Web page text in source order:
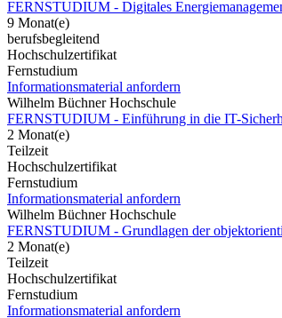
FERNSTUDIUM - Digitales
9 Monat(e)
berufsbegleitend
Hochschulzertifikat
Fernstudium
Informationsmaterial anfordern
Wilhelm Büchner Hochschule
FERNSTUDIUM - Einführung in die IT-
2 Monat(e)
Teilzeit
Hochschulzertifikat
Fernstudium
Informationsmaterial anfordern
Wilhelm Büchner Hochschule
FERNSTUDIUM - Grundlagen der
2 Monat(e)
Teilzeit
Hochschulzertifikat
Fernstudium
Informationsmaterial anfordern